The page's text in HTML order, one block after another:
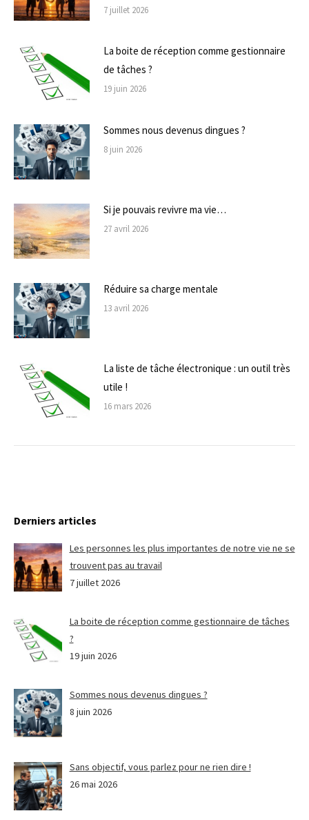
7 juillet 2026
La boite de réception comme gestionnaire
de tâches ?
19 juin 2026
Sommes nous devenus dingues ?
8 juin 2026
Si je pouvais revivre ma vie…
27 avril 2026
Réduire sa charge mentale
13 avril 2026
La liste de tâche électronique : un outil très
utile !
16 mars 2026
Derniers articles
Les personnes les plus importantes de notre vie ne se
trouvent pas au travail
7 juillet 2026
La boite de réception comme gestionnaire de tâches
?
19 juin 2026
Sommes nous devenus dingues ?
8 juin 2026
Sans objectif, vous parlez pour ne rien dire !
26 mai 2026